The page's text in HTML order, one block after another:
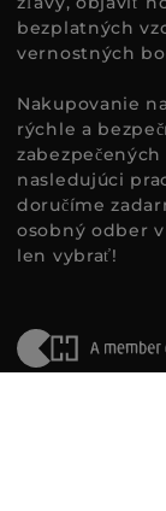
bezplatných
vernostných
Nakupovanie na
rýchle a
nasledujúci
doručíme
osobný odber
len vybrať!